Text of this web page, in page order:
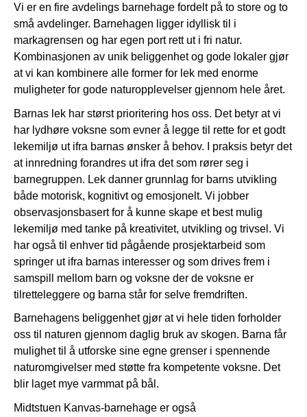
Vi er en fire avdelings barnehage fordelt på to store og to
små avdelinger. Barnehagen ligger idyllisk til i
markagrensen og har egen port rett ut i fri natur.
Kombinasjonen av unik beliggenhet og gode lokaler gjør
at vi kan kombinere alle former for lek med enorme
muligheter for gode naturopplevelser gjennom hele året.
Barnas lek har størst prioritering hos oss. Det betyr at vi
har lydhøre voksne som evner å legge til rette for et godt
lekemiljø ut ifra barnas ønsker å behov. I praksis betyr det
at innredning forandres ut ifra det som rører seg i
barnegruppen. Lek danner grunnlag for barns utvikling
både motorisk, kognitivt og emosjonelt. Vi jobber
observasjonsbasert for å kunne skape et best mulig
lekemiljø med tanke på kreativitet, utvikling og trivsel. Vi
har også til enhver tid pågående prosjektarbeid som
springer ut ifra barnas interesser og som drives frem i
samspill mellom barn og voksne der de voksne er
tilretteleggere og barna står for selve fremdriften.
Barnehagens beliggenhet gjør at vi hele tiden forholder
oss til naturen gjennom daglig bruk av skogen. Barna får
mulighet til å utforske sine egne grenser i spennende
naturomgivelser med støtte fra kompetente voksne. Det
blir laget mye varmmat på bål.
Midtstuen Kanvas-barnehage er også